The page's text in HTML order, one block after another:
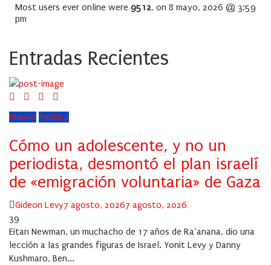
Most users ever online were 9512, on 8 mayo, 2026 @ 3:59
pm
Entradas Recientes
Mundo Política
Cómo un adolescente, y no un
periodista, desmontó el plan israelí
de «emigración voluntaria» de Gaza
Author
Gideon LevyPosted
7 agosto, 20267 agosto, 2026
39
Eitan Newman, un muchacho de 17 años de Ra’anana, dio una
lección a las grandes figuras de Israel. Yonit Levy y Danny
Kushmaro, Ben...